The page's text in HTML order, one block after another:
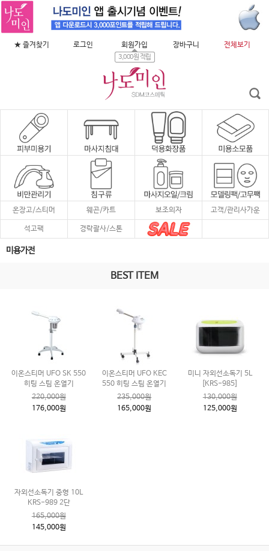
★ 즐겨찾기 로그인 회원가입
3,000원 적립
장바구니 전체보기
온장고/스티머 웨곤/카트 보조의자 고객/관리사가운
석고팩 경락괄사/스톤
미용가전
BEST ITEM
이온스티머 UFO SK 550
히팅 스팀 온열기
220,000원
176,000원
이온스티머 UFO KEC
550 히팅 스팀 온열기
235,000원
165,000원
미니 자외선소독기 5L
[KRS-985]
130,000원
125,000원
자외선소독기 중형 10L
KRS-989 2단
165,000원
145,000원